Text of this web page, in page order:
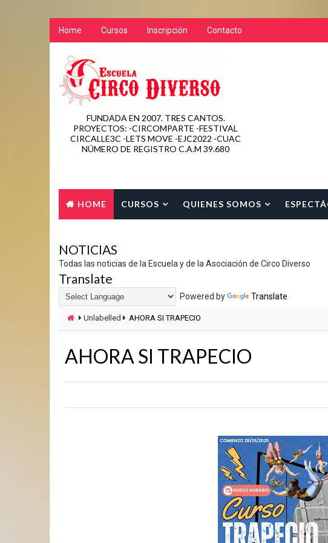
Home Cursos Inscripción Contacto
FUNDADA EN 2007. TRES CANTOS.
PROYECTOS: -CIRCOMPARTE -FESTIVAL
CIRCALLE3C -LETS MOVE -EJC2022 -CUAC
NÚMERO DE REGISTRO C.A.M 39.680
HOME CURSOS QUIENES SOMOS
NOTICIAS
Todas las noticias de la Escuela y de la Asociación de Circo Diverso
Translate
Powered by Translate
Unlabelled AHORA SI TRAPECIO
AHORA SI TRAPECIO